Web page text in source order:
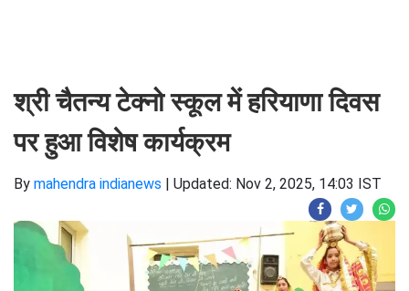
श्री चैतन्य टेक्नो स्कूल में हरियाणा दिवस
पर हुआ विशेष कार्यक्रम
By mahendra indianews | Updated: Nov 2, 2025, 14:03 IST